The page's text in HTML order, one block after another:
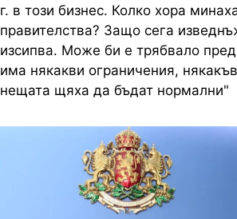
г. в този бизнес. Колко хора
правителства? Защо сега
изсипва. Може би е трябвало
има някакви ограничения,
нещата щяха да бъдат нормални"